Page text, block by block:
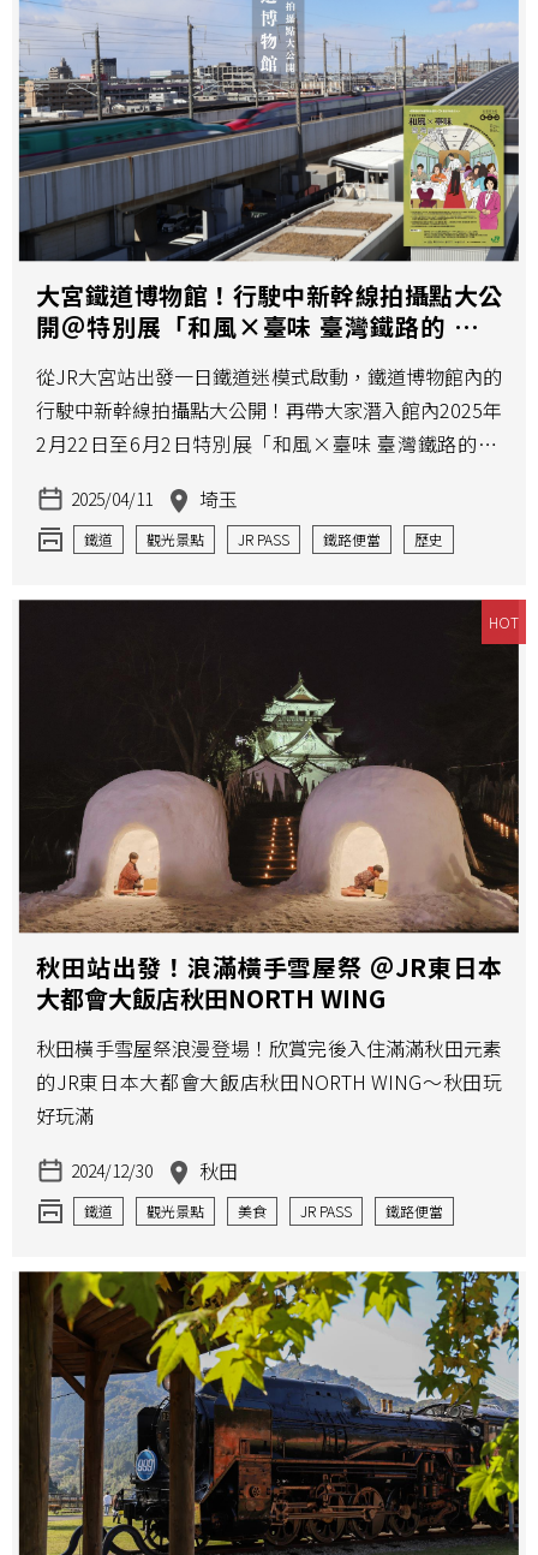
大宮鐵道博物館！行駛中新幹線拍攝點大公
開＠特別展「和風×臺味 臺灣鐵路的 飲食
從JR大宮站出發一日鐵道迷模式啟動，鐵道博物館內的
行駛中新幹線拍攝點大公開！再帶大家潛入館內2025年
2月22日至6月2日特別展「和風×臺味 臺灣鐵路的 飲
2025/04/11 埼玉
鐵道 觀光景點 JR PASS 鐵路便當 歷史
HOT
秋田站出發！浪滿橫手雪屋祭 ＠JR東日本
大都會大飯店秋田NORTH WING
秋田橫手雪屋祭浪漫登場！欣賞完後入住滿滿秋田元素
的JR東日本大都會大飯店秋田NORTH WING～秋田玩
好玩滿
2024/12/30 秋田
鐵道 觀光景點 美食 JR PASS
鐵路便當